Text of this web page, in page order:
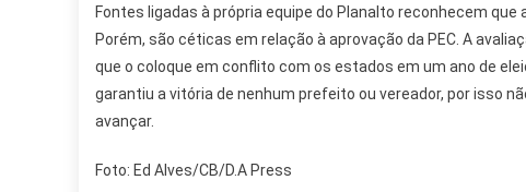
Fontes ligadas à própria equipe do Planalto reconhecem
Porém, são céticas em relação à aprovação da PEC. A
que o coloque em conflito com os estados em um ano de
garantiu a vitória de nenhum prefeito ou vereador, por isso
avançar.
Foto: Ed Alves/CB/D.A Press